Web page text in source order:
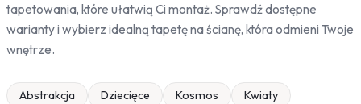
tapetowania, które ułatwią Ci montaż. Sprawdź dostępne
warianty i wybierz idealną tapetę na ścianę, która odmieni Twoje
wnętrze.
Abstrakcja Dziecięce Kosmos
Kwiaty